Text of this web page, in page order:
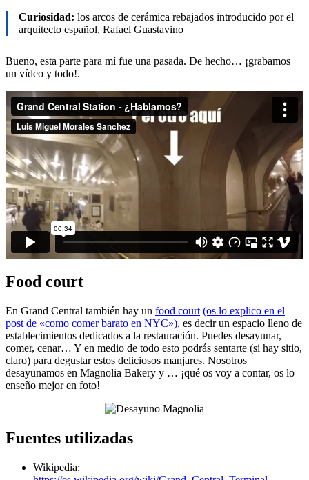
Curiosidad: los arcos de cerámica rebajados introducido por el
arquitecto español, Rafael Guastavino
Bueno, esta parte para mí fue una pasada. De hecho… ¡grabamos
un vídeo y todo!.
Food court
En Grand Central también hay un food court (os lo explico en el
post de «como comer barato en NYC»), es decir un espacio lleno de
establecimientos dedicados a la restauración. Puedes desayunar,
comer, cenar… Y en medio de todo esto podrás sentarte (si hay sitio,
claro) para degustar estos deliciosos manjares. Nosotros
desayunamos en Magnolia Bakery y … ¡qué os voy a contar, os lo
enseño mejor en foto!
Fuentes utilizadas
Wikipedia: